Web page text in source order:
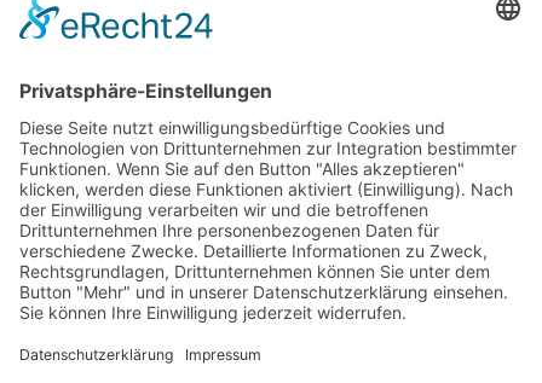
Newswall
Mitteilungen
Vereinsspielplan
Der SV Fortuna
Chronik
Sportanlage
Mitgliedschaft